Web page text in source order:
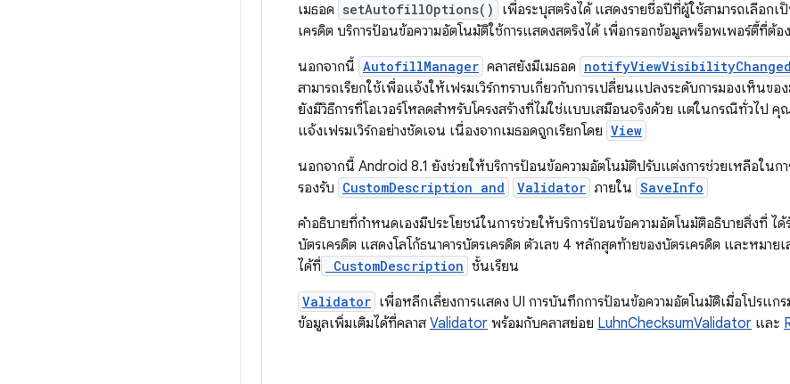
เมธอด setAutofillOptions()
เพื่อระบุสตริงได้ แสดงรายชื่อปีที่ผู้ใช้สามารถเลือก
เครดิต บริการป้อนข้อความอัตโนมัติใช้การแสดงสตริงได้ เพื่อกรอกข้อมูลพร็อพเพอร์ตี้ที่ต้อ
นอกจากนี้ AutofillManager คลาสยังมีเมธอด
สามารถเรียกใช้เพื่อแจ้งให้เฟรมเวิร์กทราบเกี่ยวกับการเปลี่ยนแปลงระดับการมองเห็นข
ยังมีวิธีการที่โอเวอร์โหลดสำหรับโครงสร้างที่ไม่ใช่แบบเสมือนจริงด้วย แต่ในกรณีทั่วไป คุ
แจ้งเฟรมเวิร์กอย่างชัดเจน เนื่องจากเมธอดถูกเรียกโดย View
นอกจากนี้ Android 8.1 ยังช่วยให้บริการป้อนข้อความอัตโนมัติปรับแต่งการช่วยเหลือในก
รองรับ CustomDescription and Validator ภายใน SaveInfo
คำอธิบายที่กำหนดเองมีประโยชน์ในการช่วยให้บริการป้อนข้อความอัตโนมัติอธิบายสิ่งที่
บัตรเครดิต แสดงโลโก้ธนาคารบัตรเครดิต ตัวเลข 4 หลักสุดท้ายของบัตรเครดิต และหมาย
ได้ที่
CustomDescription ชั้นเรียน
Validator เพื่อหลีกเลี่ยงการแสดง UI การบันทึกการป้อนข้อความอัตโนมัติเมื่อโปรแก
ข้อมูลเพิ่มเติมได้ที่คลาส Validator พร้อมกับคลาสย่อย LuhnChecksumValidator และ